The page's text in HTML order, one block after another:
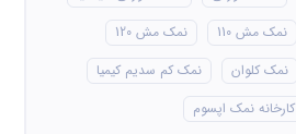
نمک مش 110
نمک مش 120
نمک کلوان
نمک کم سدیم کیمیا
کارخانه نمک اپسوم